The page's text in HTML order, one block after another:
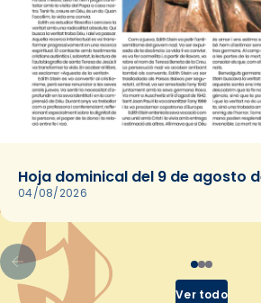
Hoja dominical del 9 de agosto
04/08/2026
Ver todo